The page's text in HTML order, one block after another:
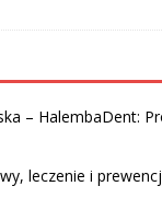
– HalembaDent:
leczenie i